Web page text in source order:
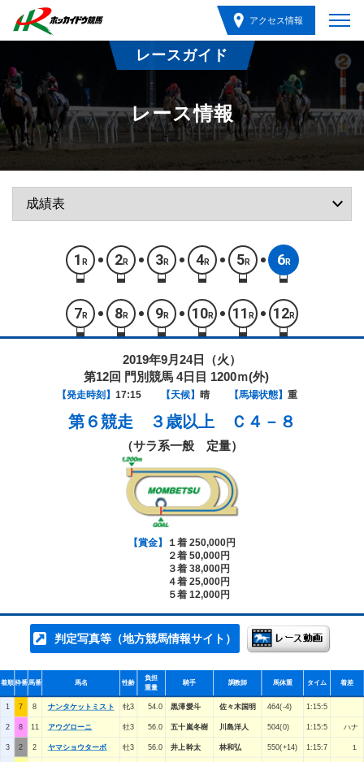
アクセス情報
レースガイド
レース情報
1 R 2R 3R 4R 5R 6R
7 R 8R 9R 10R 11 R 12R
2019年9月24日（火）
第12回 門別競馬 4日目 1200ｍ(外)
【発走時刻】 17:15 【天候】 晴 【馬場状態】 重
第６競走 ３歳以上 Ｃ４－８
（サラ系一般 定量）
【賞金】
１着 250,000円
２着 50,000円
３着 38,000円
４着 25,000円
５着 12,000円
判定写真等（地方競馬情報サイト）
着順枠番馬番 馬名 性齢
負担
重量
騎手 調教師 馬体重 タイム 着差
1 7 8 ナンタケットミスト 牝3 54.0 黒澤愛斗 佐々木国明 464(-4) 1:15:5
2 8 11 アウグローニ 牡3 56.0 五十嵐冬樹 川島洋人 504(0) 1:15:5 ハナ
3 2 2 ヤマショウターボ 牡3 56.0 井上幹太 林和弘 550(+14) 1:15:7 １